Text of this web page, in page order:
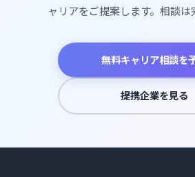
ャリアをご提案します。相談は
無料キャリア相談を
提携企業を見る